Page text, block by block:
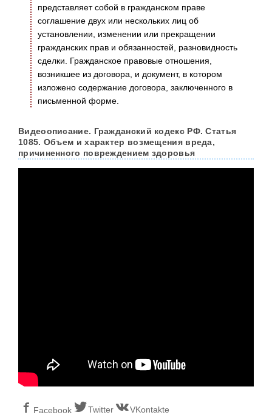
представляет собой в гражданском праве
соглашение двух или нескольких лиц об
установлении, изменении или прекращении
гражданских прав и обязанностей, разновидность
сделки. Гражданское правовые отношения,
возникшее из договора, и документ, в котором
изложено содержание договора, заключенного в
письменной форме.
Видеоописание. Гражданский кодекс РФ. Статья
1085. Объем и характер возмещения вреда,
причиненного повреждением здоровья
Facebook Twitter VKontakte